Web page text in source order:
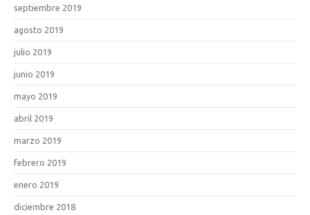
septiembre 2019
agosto 2019
julio 2019
junio 2019
mayo 2019
abril 2019
marzo 2019
febrero 2019
enero 2019
diciembre 2018